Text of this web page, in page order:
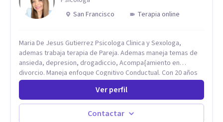
San Francisco
Terapia online
Maria De Jesus Gutierrez Psicologa Clinica y Sexologa,
ademas trabaja terapia de Pareja. Ademas maneja temas de
ansieda, depresion, drogadiccio, Acompa{amiento en
divorcio. Maneja enfoque Cognitivo Conductual. Con 20 años
de experiencia, constantemente capacitandose en las
diferntes areas de la Salud Mental.
Ver perfil
Contactar